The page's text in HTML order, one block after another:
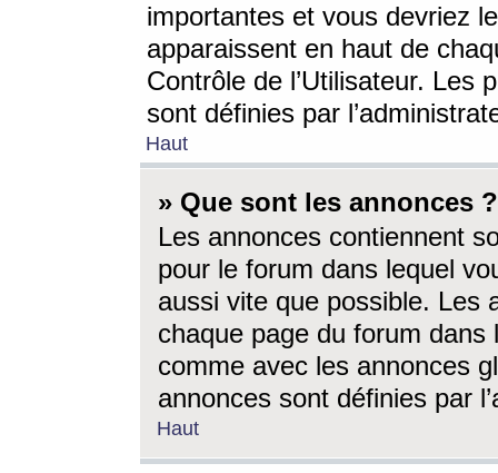
importantes et vous devriez
apparaissent en haut de
Contrôle de l’Utilisateur. Les
sont définies par
Haut
» Que sont les annonces ?
Les annonces contiennent
pour le forum dans lequel
aussi vite que possible. Les
chaque page du forum dans
comme avec les annonces
annonces sont définies par
Haut